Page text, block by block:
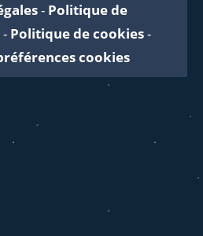
- Politique de
- Politique de cookies-
cookies